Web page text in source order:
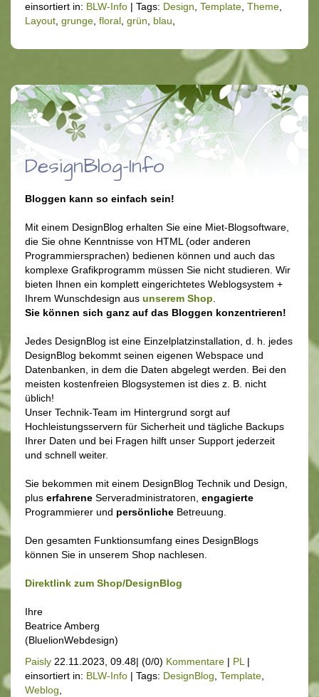
einsortiert in: BLW-Info | Tags: Design Template Theme
Layout grunge floral grün blau
DesignBlog-Info
Bloggen kann so einfach sein!
Mit einem DesignBlog erhalten Sie eine Miet-Blogsoftware,
die Sie ohne Kenntnisse von HTML (oder anderen
Programmiersprachen) bedienen können und auch das
komplexe Grafikprogramm müssen Sie nicht studieren. Wir
bieten Ihnen ein komplett eingerichtetes Weblogsystem +
Ihrem Wunschdesign aus unserem Shop
Sie können sich ganz auf das Bloggen konzentrieren!
Jedes DesignBlog ist eine Einzelplatzinstallation, d. h. jedes
DesignBlog bekommt seinen eigenen Webspace und
Datenbanken, in dem die Daten abgelegt werden. Bei den
meisten kostenfreien Blogsystemen ist dies z. B. nicht
üblich!
Unser Technik-Team im Hintergrund sorgt auf
Hochleistungsservern für Sicherheit und tägliche Backups
Ihrer Daten und bei Fragen hilft unser Support jederzeit
und schnell weiter.
Sie bekommen mit einem DesignBlog Technik und Design,
plus erfahrene Serveradministratoren, engagierte
Programmierer und persönliche Betreuung.
Den gesamten Funktionsumfang eines DesignBlogs
können Sie in unserem Shop nachlesen.
Direktlink zum Shop/DesignBlog
Ihre
Beatrice Amberg
(BluelionWebdesign)
Paisly 22.11.2023, 09.48| (0/0) Kommentare | PL |
einsortiert in: BLW-Info | Tags: DesignBlog Template
Weblog